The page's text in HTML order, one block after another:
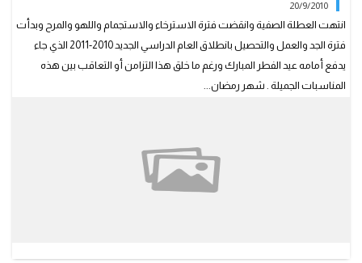
20/9/2010
انتهت العطلة الصفية وانقضت فترة الاسترخاء والاستجمام واللهو والمرح وبدأت
فترة الجد والعمل والتحصيل بانطلاق العام الدراسي الجديد 2010-2011 الذي جاء
يدفع أمامه عيد الفطر المبارك ورغم ما خلق هذا التزامن أو التعاقب بين هذه
المناسبات الجميلة . شهر رمضان...